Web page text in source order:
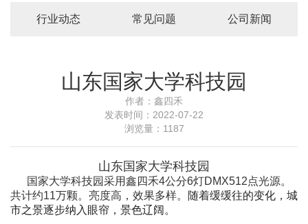
行业动态 常见问题 公司新闻
山东国家大学科技园
作者： 鑫四禾
发表时间： 2022-07-22
浏览量： 1187
山东国家大学科技园
国家大学科技园采用鑫四禾4公分6灯DMX512点光源。
共计约11万颗。亮度高，效果多样。
随着缓缓往的变化，城
市之景逐步纳入眼帘，景色辽阔。